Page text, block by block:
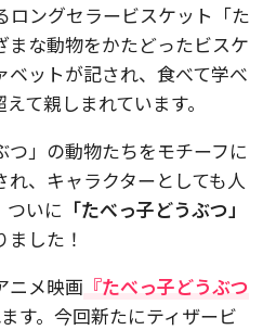
ロングセラービスケット「た
な動物をかたどったビスケ
ベットが記され、食べて学べ
て親しまれています。
」の動物たちをモチーフに
れ、キャラクターとしても人
ついに 「たべっ子どうぶつ」
した！
ニメ映画 『たべっ子どうぶつ
す。今回新たにティザービ